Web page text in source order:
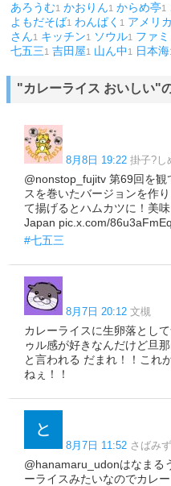
あろうむ1 かおりん1 からめ亭1
よもだそば1 わんぱく 1 アメリ
さん1 キッチン1 ソウル1 ファ
七五三1 吉田屋1 山ん中1 日本海
"カレーライス おいしい"
8月8日 19:22 掛子?し
@nonstop_fujitv 第69回を
スを巻いたバージョンを作
て揚げるとハムカツに！美
Japan pic.x.com/
#七五三
8月7日 20:12 文槻
カレーライスに生卵落とし
ゥル感が好きなんだけど旦
と言われる だまれ！！これ
ねぇ！！
8月7日 11:52 さばみ
@hanamaru_udonはなまる
ーライスみたいなのでカレ